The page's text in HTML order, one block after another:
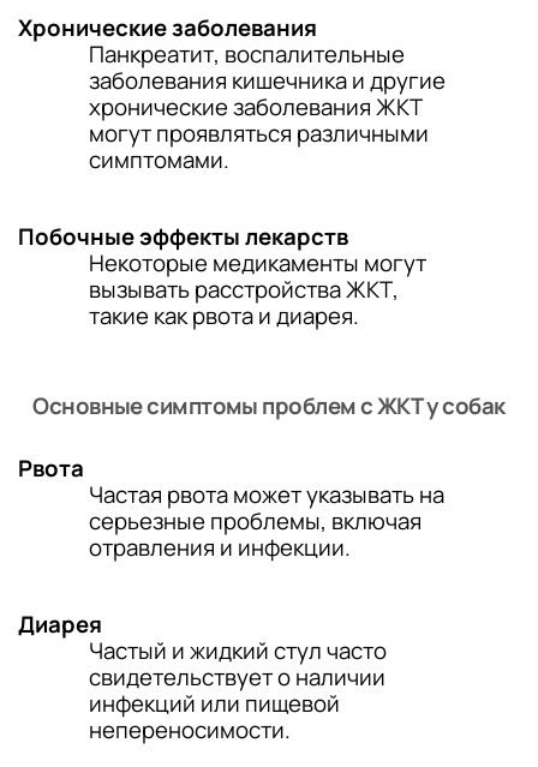
Хронические заболевания
Панкреатит, воспалительные
заболевания кишечника и другие
хронические заболевания ЖКТ
могут проявляться различными
симптомами.
Побочные эффекты лекарств
Некоторые медикаменты могут
вызывать расстройства ЖКТ,
такие как рвота и диарея.
Основные симптомы проблем с ЖКТ у собак
Рвота
Частая рвота может указывать на
серьезные проблемы, включая
отравления и инфекции.
Диарея
Частый и жидкий стул часто
свидетельствует о наличии
инфекций или пищевой
непереносимости.